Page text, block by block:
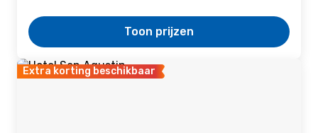
Toon prijzen
Extra korting beschikbaar